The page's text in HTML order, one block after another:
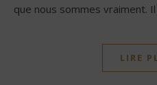
que nous sommes vraiment.
LIRE